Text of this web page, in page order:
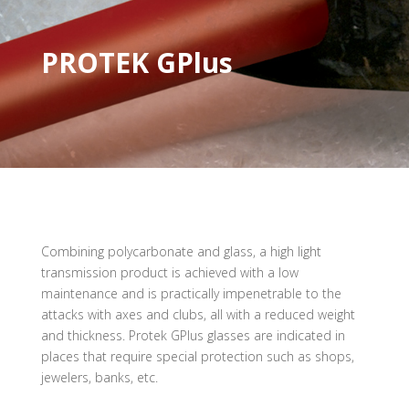
PROTEK GPlus
Combining polycarbonate and glass, a high light
transmission product is achieved with a low
maintenance and is practically impenetrable to the
attacks with axes and clubs, all with a reduced weight
and thickness. Protek GPlus glasses are indicated in
places that require special protection such as shops,
jewelers, banks, etc.